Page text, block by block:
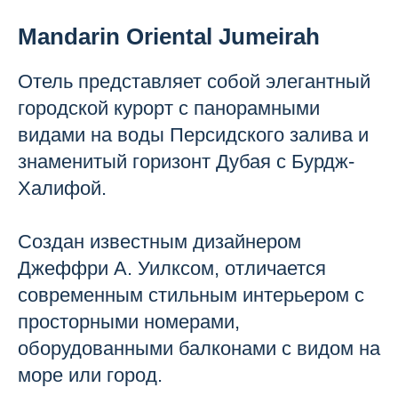
Mandarin Oriental Jumeirah
Отель представляет собой элегантный
городской курорт с панорамными
видами на воды Персидского залива и
знаменитый горизонт Дубая с Бурдж-
Халифой.
Создан известным дизайнером
Джеффри А. Уилксом, отличается
современным стильным интерьером с
просторными номерами,
оборудованными балконами с видом на
море или город.